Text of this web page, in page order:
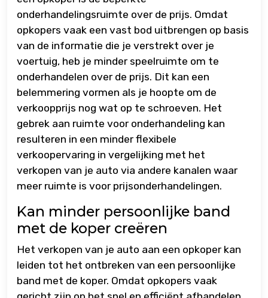
onderhandelingsruimte over de prijs. Omdat
opkopers vaak een vast bod uitbrengen op basis
van de informatie die je verstrekt over je
voertuig, heb je minder speelruimte om te
onderhandelen over de prijs. Dit kan een
belemmering vormen als je hoopte om de
verkoopprijs nog wat op te schroeven. Het
gebrek aan ruimte voor onderhandeling kan
resulteren in een minder flexibele
verkoopervaring in vergelijking met het
verkopen van je auto via andere kanalen waar
meer ruimte is voor prijsonderhandelingen.
Kan minder persoonlijke band
met de koper creëren
Het verkopen van je auto aan een opkoper kan
leiden tot het ontbreken van een persoonlijke
band met de koper. Omdat opkopers vaak